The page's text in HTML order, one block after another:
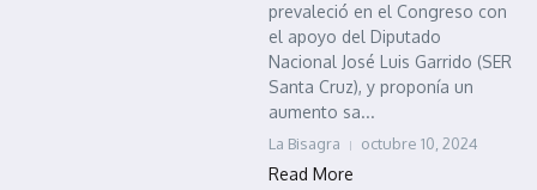
prevaleció en el Congreso con
el apoyo del Diputado
Nacional José Luis Garrido (SER
Santa Cruz), y proponía un
aumento sa...
La Bisagra octubre 10, 2024
Read More